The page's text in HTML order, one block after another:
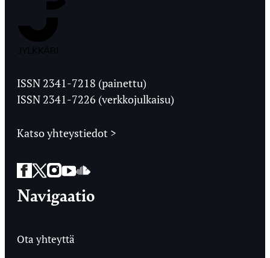
Ylioppilaslehti
ISSN 2341-7218 (painettu)
ISSN 2341-7226 (verkkojulkaisu)
Katso yhteystiedot >
Facebook
Twitter
Instagram
YouTube
SoundCloud
Navigaatio
Ota yhteyttä